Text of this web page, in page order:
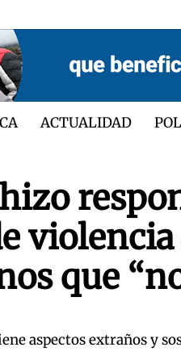
ACTUALIDAD
que
aspectos extraños y